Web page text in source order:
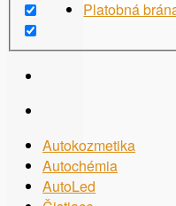
Autokozmetika
Autochémia
AutoLed
Platobná